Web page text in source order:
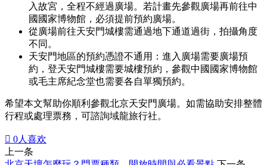
入故宮，全程不經過廣場。若計畫先參觀廣場再前往中
國國家博物館，必須提前預約廣場。
從廣場前往天安門城樓需通過地下通道過街，拍攝角度
不同。
天安門地區的預約憑證不通用：進入廣場需要廣場預
約，登天安門城樓需要城樓預約，參觀中國國家博物館
或毛主席紀念堂也需要各自單獨預約。
希望本文幫助你順利參觀北京天安門廣場。如需協助安排整體
行程或處理票務，可諮詢域龍旅行社。
 0人喜欢
上一条